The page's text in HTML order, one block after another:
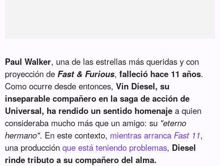
Paul Walker, una de las estrellas más queridas y con
proyección de Fast & Furious, falleció hace 11 años.
Como ocurre desde entonces,Vin Diesel, su
inseparable compañero en la saga de acción de
Universal, ha rendido un sentido homenaje a quien
consideraba mucho más que un amigo: su "eterno
hermano". En este contexto, mientras arrancaFast 11,
una producciónque está teniendo problemas, Diesel
rinde tributo a su compañero del alma.